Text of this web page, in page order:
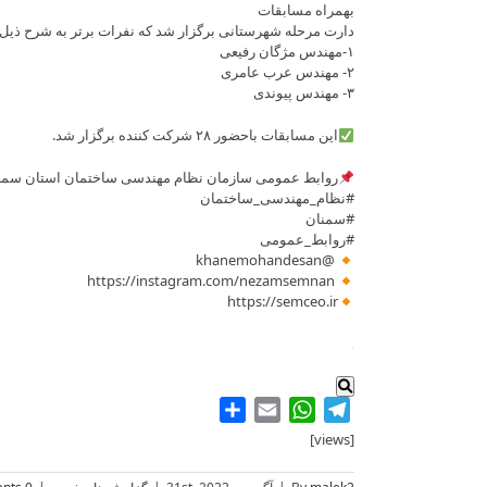
بهمراه مسابقات
دارت مرحله شهرستانی برگزار شد که نفرات برتر به شرح
۱-مهندس مژگان رفیعی
۲- مهندس عرب عامری
۳- مهندس پیوندی
این مسابقات باحضور ۲۸ شرکت کننده برگزار شد.
روابط عمومی سازمان نظام مهندسی ساختمان استان
#نظام_مهندسی_ساختمان
#سمنان
#روابط_عمومی
@khanemohandesan
https://semceo.ir
.
Telegram
WhatsApp
Email
[views]